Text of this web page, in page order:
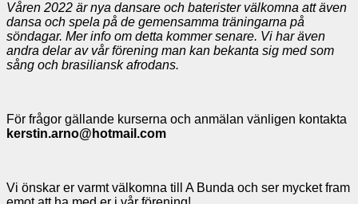
Våren 2022 är nya dansare och baterister välkomna att även
dansa och spela på de gemensamma träningarna på
söndagar. Mer info om detta kommer senare. Vi har även
andra delar av vår förening man kan bekanta sig med som
sång och brasiliansk afrodans.
För frågor gällande kurserna och anmälan vänligen kontakta
kerstin.arno@hotmail.com
Vi önskar er varmt välkomna till A Bunda och ser mycket fram